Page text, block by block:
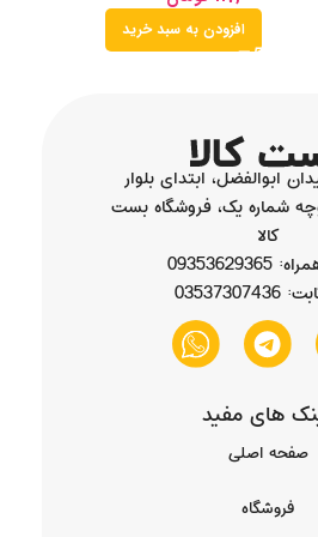
افزودن به سبد خرید
ابوالفضل، ابتدای بلوار
شماره یک، فروشگاه بست
کالا
های مفید
صفحه اصلی
فروشگاه